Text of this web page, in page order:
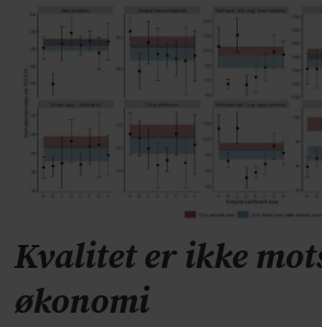
Kvalitet er ikke
økonomi